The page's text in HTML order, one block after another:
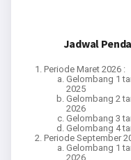
Jadwal
Periode Maret 2026 :
Gelombang 1
2025
Gelombang 2
2026
Gelombang 3
Gelombang 4
Periode September
Gelombang 1
2026